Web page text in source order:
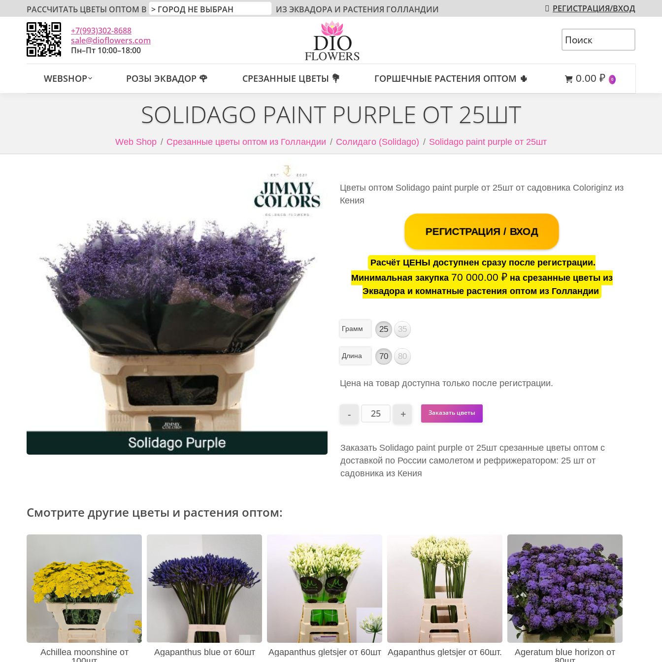
РАССЧИТАТЬ ЦВЕТЫ ОПТОМ В ИЗ ЭКВАДОРА И РАСТЕНИЯ ГОЛЛАНДИИ РЕГИСТРАЦИЯ/ВХОД
+7(993)302-8688
sale@dioflowers.com
Пн–Пт 10:00–18:00
WEBSHOP РОЗЫ ЭКВАДОР 🌹 СРЕЗАННЫЕ ЦВЕТЫ 💐 ГОРШЕЧНЫЕ РАСТЕНИЯ ОПТОМ 🌵 0.00 ₽ 0
SOLIDAGO PAINT PURPLE ОТ 25ШТ
Web Shop Срезанные цветы оптом из Голландии Солидаго (Solidago) Solidago paint purple от 25шт
Цветы оптом Solidago paint purple от 25шт от садовника Coloriginz из
Кения
РЕГИСТРАЦИЯ / ВХОД
Расчёт ЦЕНЫ доступнен сразу после регистрации.
Минимальная закупка 70 000.00 ₽на срезанные цветы из
Эквадора и комнатные растения оптом из Голландии
Грамм 25 35
Длина 70 80
Цена на товар доступна только после регистрации.
Заказать цветы
Заказать Solidago paint purple от 25шт срезанные цветы оптом с
доставкой по России самолетом и рефрижератором: 25 шт от
садовника из Кения
Смотрите другие цветы и растения оптом:
Achillea moonshine от
Agapanthus blue от 60шт Agapanthus gletsjer от 60шт Agapanthus gletsjer от 60шт.
Ageratum blue horizon от